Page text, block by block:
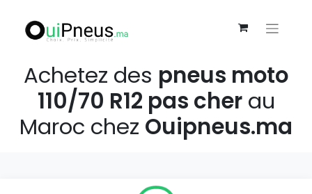
Achetez des pneus moto
110/70 R12 pas cherau
Maroc chez Ouipneus.ma